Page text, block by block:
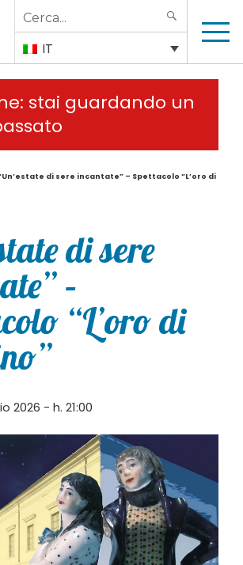
Search
for:
IT
stai guardando un
di sere incantate” – Spettacolo “L’oro di
di sere
–
“L’oro di
2026 - h. 21:00